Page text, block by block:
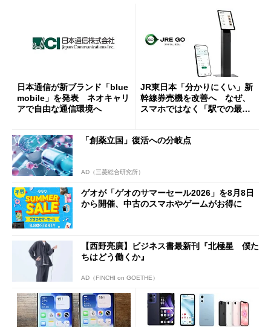
日本通信が新ブランド「blue
mobile」を発表 ネオキャリ
アで自由な通信環境へ
JR東日本「分かりにくい」新
幹線券売機を改善へ なぜ、
スマホではなく「駅での最短
「創薬立国」復活への分岐点
AD（三菱総合研究所）
ゲオが「ゲオのサマーセール2026」を8月8日
から開催、中古のスマホやゲームがお得に
【西野亮廣】ビジネス書最新刊『北極星 僕た
ちはどう働くか』
AD（FINCHI on GOETHE）